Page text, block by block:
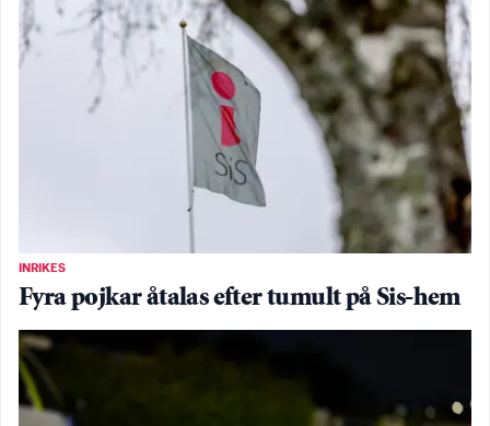
INRIKES
Fyra pojkar åtalas efter tumult på Sis-hem